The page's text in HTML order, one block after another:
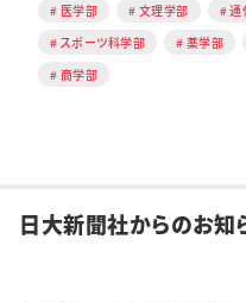
医学部
文理学部 通
スポーツ科学部
薬学部
商学部
日大新聞社からのお知